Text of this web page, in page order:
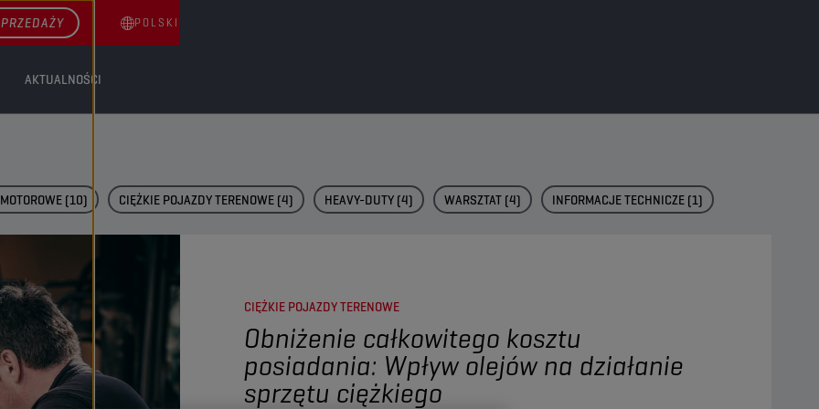
AKTUALNOŚCI
POLSKI
(10) CIĘŻKIE POJAZDY TERENOWE (4) HEAVY-DUTY (4) WARSZTAT (4) INFORMACJE TECHNICZE (1)
CIĘŻKIE POJAZDY TERENOWE
Obniżenie całkowitego kosztu
posiadania: Wpływ olejów na działanie
sprzętu ciężkiego